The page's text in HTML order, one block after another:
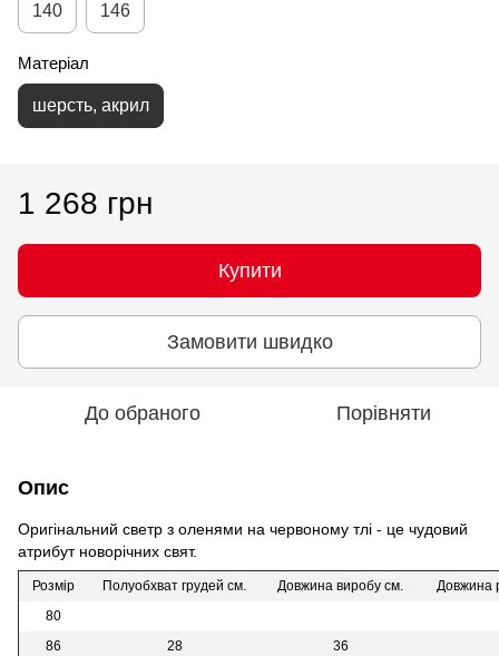
140 146
Матеріал
шерсть, акрил
1 268 грн
Купити
Замовити швидко
До обраного Порівняти
Опис
Оригінальний светр з оленями на червоному тлі - це чудовий
атрибут новорічних свят.
Розмір Полуобхват грудей см. Довжина виробу см.
Довжина
80
86
28
36